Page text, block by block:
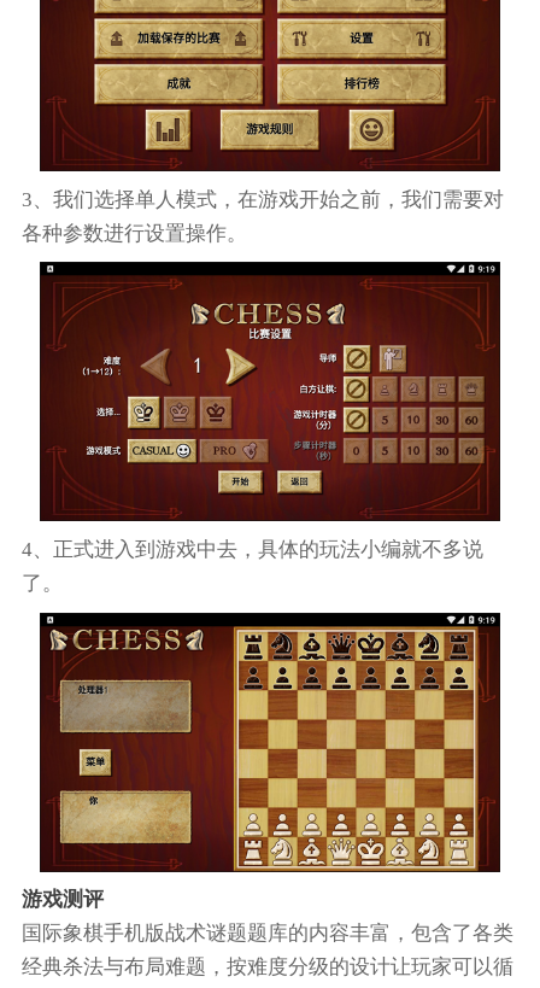
3、我们选择单人模式，在游戏开始之前，我们需要对
各种参数进行设置操作。
4、正式进入到游戏中去，具体的玩法小编就不多说
了。
游戏测评
国际象棋手机版战术谜题题库的内容丰富，包含了各类
经典杀法与布局难题，按难度分级的设计让玩家可以循